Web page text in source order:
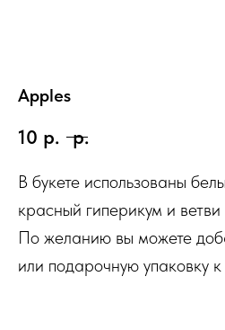
Apples
10 р. р.
В букете использованы
красный гиперикум и
По желанию вы можете
или подарочную упаковку к